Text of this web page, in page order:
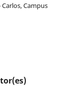
Campus